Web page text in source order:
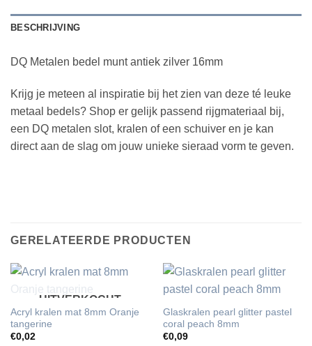
BESCHRIJVING
DQ Metalen bedel munt antiek zilver 16mm
Krijg je meteen al inspiratie bij het zien van deze té leuke
metaal bedels? Shop er gelijk passend rijgmateriaal bij,
een DQ metalen slot, kralen of een schuiver en je kan
direct aan de slag om jouw unieke sieraad vorm te geven.
GERELATEERDE PRODUCTEN
UITVERKOCHT
Acryl kralen mat 8mm Oranje
tangerine
€0,02
Glaskralen pearl glitter pastel
coral peach 8mm
€0,09